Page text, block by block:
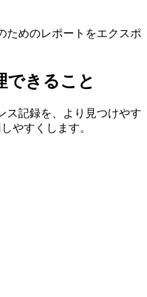
ためのレポートをエクスポ
できること
ス記録を、より見つけやす
やすくします。